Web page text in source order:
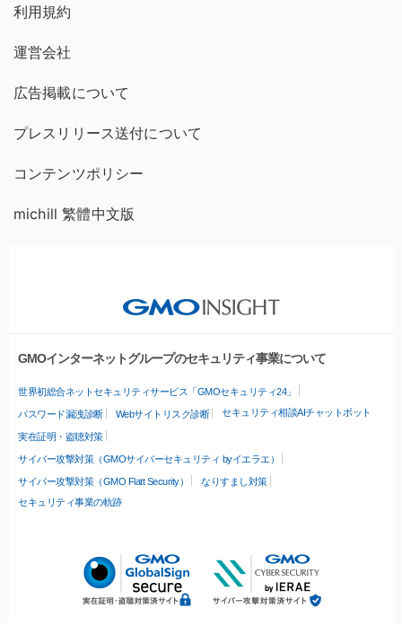
利用規約
運営会社
広告掲載について
プレスリリース送付について
コンテンツポリシー
michill 繁體中文版
GMOインターネットグループのセキュリティ事業について
世界初総合ネットセキュリティサービス「GMOセキュリティ24」
パスワード漏洩診断 Webサイトリスク診断 セキュリティ相談AIチャットボット
実在証明・盗聴対策
サイバー攻撃対策（GMOサイバーセキュリティ byイエラエ）
サイバー攻撃対策（GMO Flatt Security）
なりすまし対策
セキュリティ事業の軌跡